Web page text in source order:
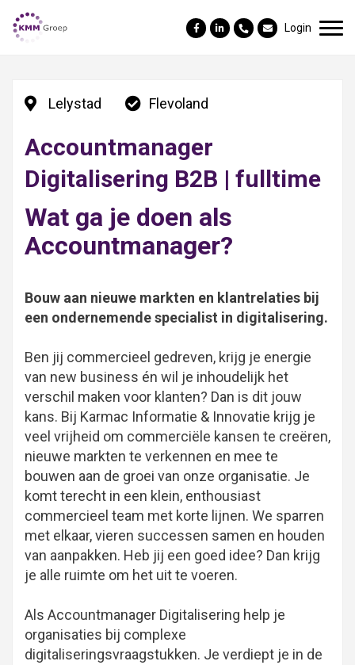
Login
Lelystad Flevoland
Accountmanager
Digitalisering B2B | fulltime
Wat ga je doen als
Accountmanager?
Bouw aan nieuwe markten en klantrelaties bij
een ondernemende specialist in digitalisering.
Ben jij commercieel gedreven, krijg je energie
van new business én wil je inhoudelijk het
verschil maken voor klanten? Dan is dit jouw
kans. Bij Karmac Informatie & Innovatie krijg je
veel vrijheid om commerciële kansen te creëren,
nieuwe markten te verkennen en mee te
bouwen aan de groei van onze organisatie. Je
komt terecht in een klein, enthousiast
commercieel team met korte lijnen. We sparren
met elkaar, vieren successen samen en houden
van aanpakken. Heb jij een goed idee? Dan krijg
je alle ruimte om het uit te voeren.
Als Accountmanager Digitalisering help je
organisaties bij complexe
digitaliseringsvraagstukken. Je verdiept je in de